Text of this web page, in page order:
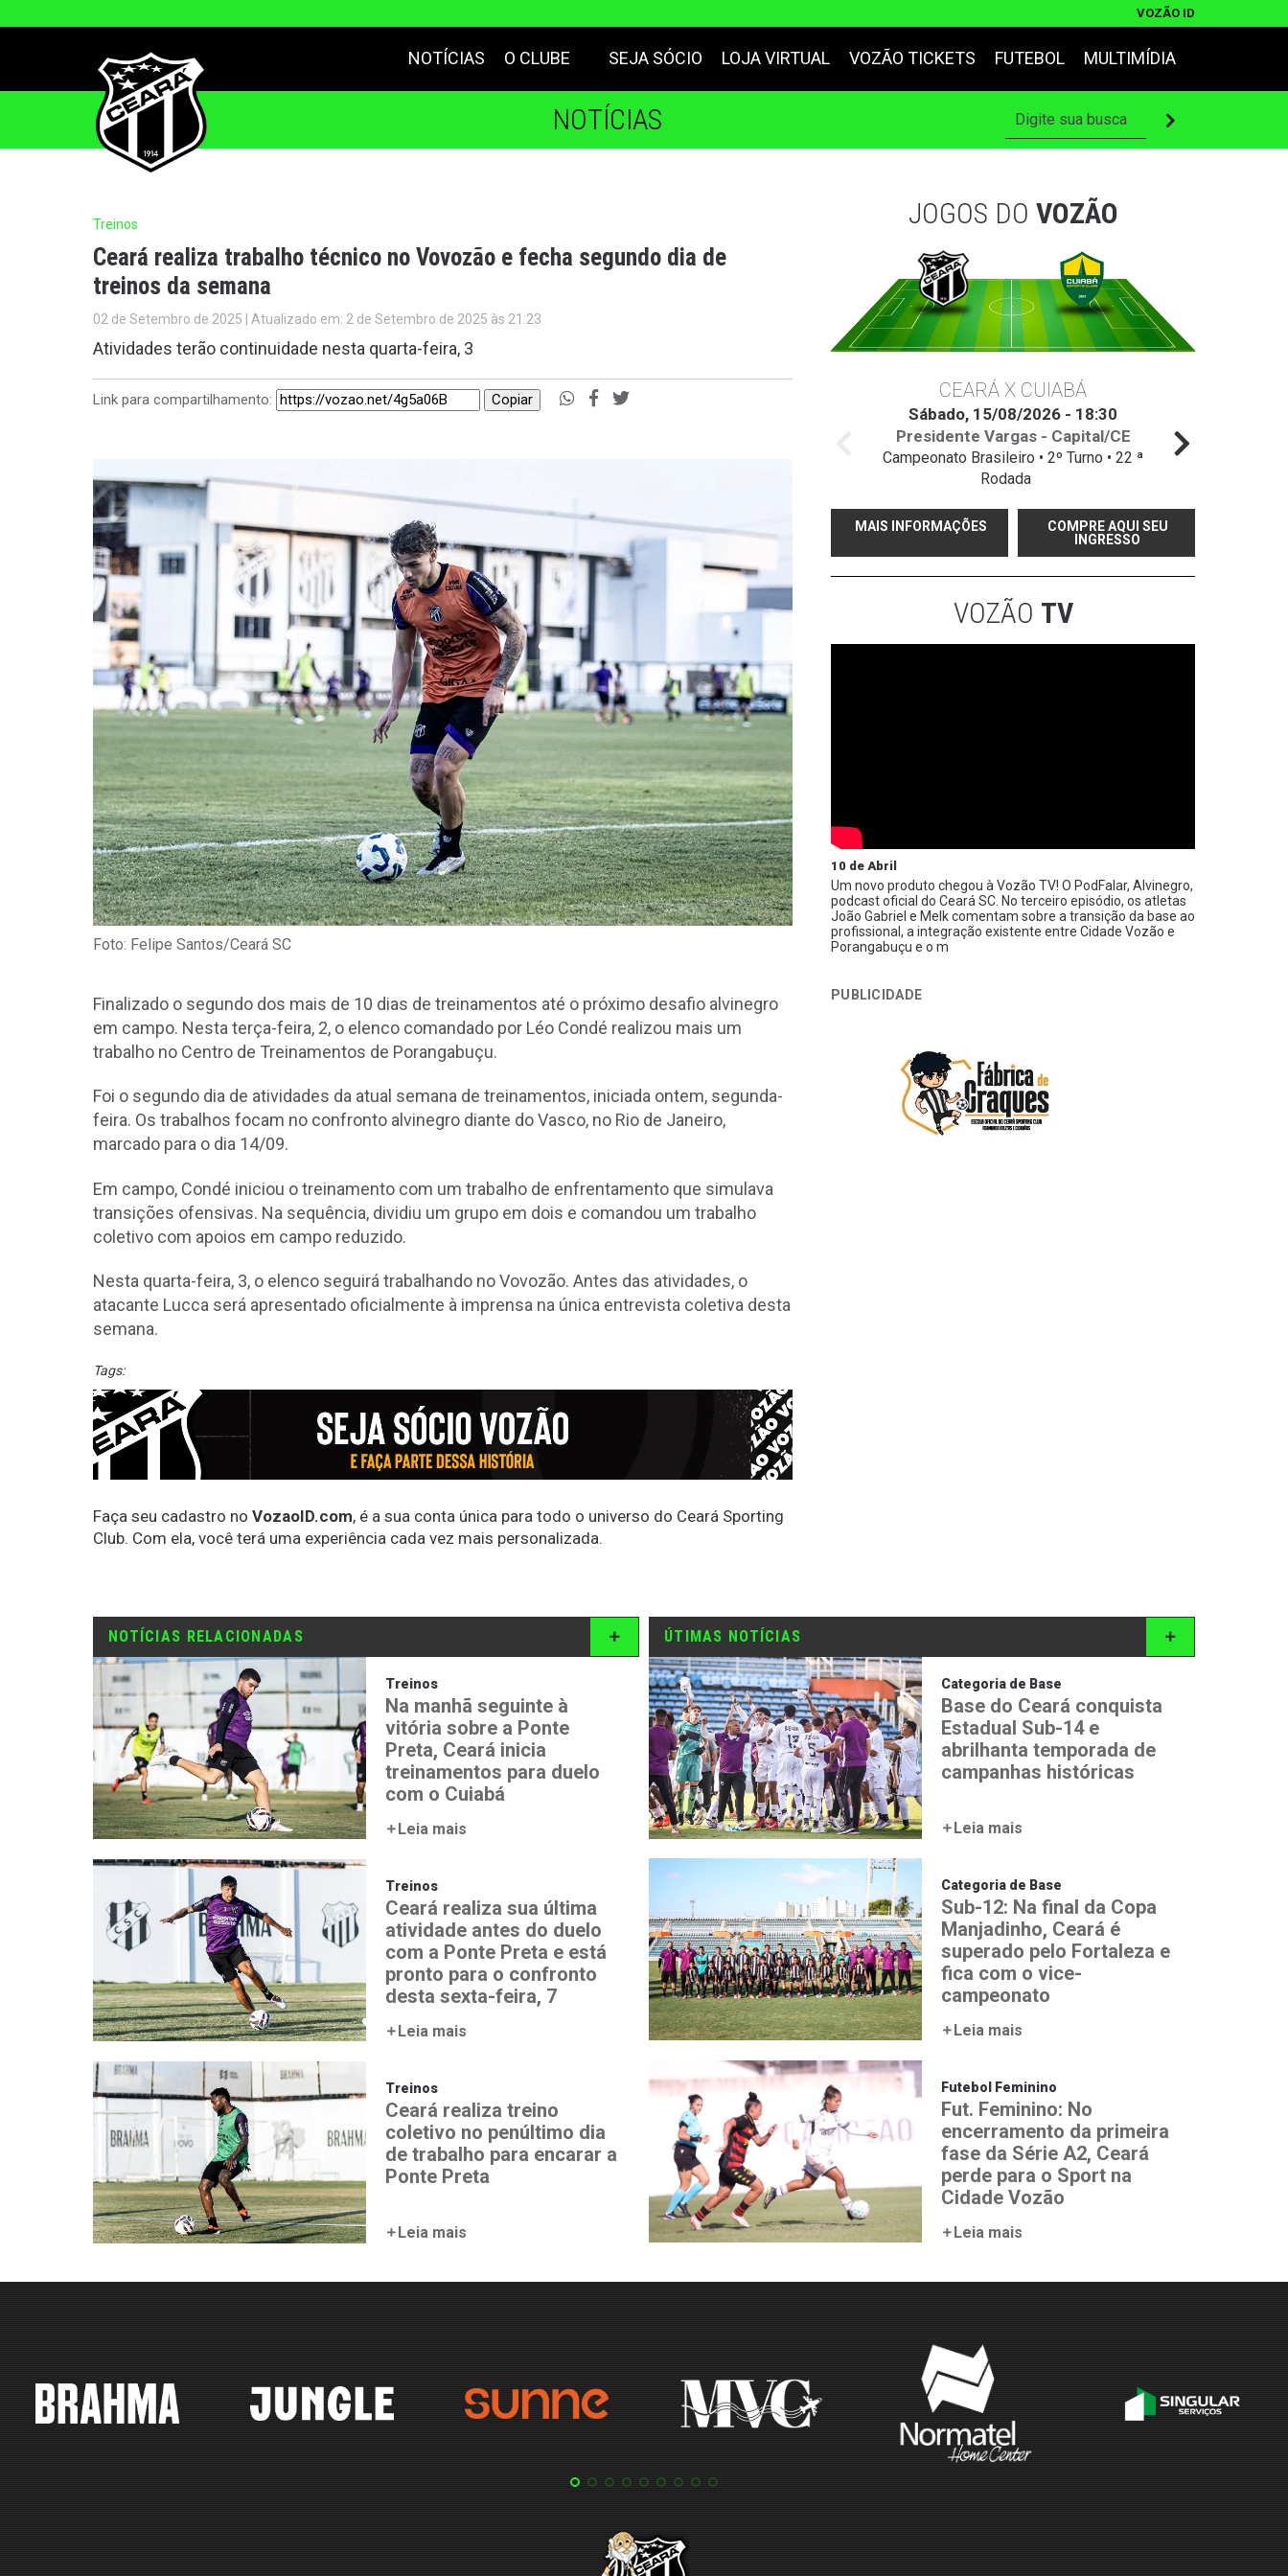
VOZÃO ID
NOTÍCIAS O CLUBE SEJA SÓCIO LOJA VIRTUAL VOZÃO TICKETS FUTEBOL MULTIMÍDIA
NOTÍCIAS
Treinos
Ceará realiza trabalho técnico no Vovozão e fecha segundo dia de
treinos da semana
02 de Setembro de 2025 | Atualizado em: 2 de Setembro de 2025 às 21:23
Atividades terão continuidade nesta quarta-feira, 3
Link para compartilhamento: Copiar
Foto: Felipe Santos/Ceará SC
Finalizado o segundo dos mais de 10 dias de treinamentos até o próximo desafio alvinegro
em campo. Nesta terça-feira, 2, o elenco comandado por Léo Condé realizou mais um
trabalho no Centro de Treinamentos de Porangabuçu.
Foi o segundo dia de atividades da atual semana de treinamentos, iniciada ontem, segunda-
feira. Os trabalhos focam no confronto alvinegro diante do Vasco, no Rio de Janeiro,
marcado para o dia 14/09.
Em campo, Condé iniciou o treinamento com um trabalho de enfrentamento que simulava
transições ofensivas. Na sequência, dividiu um grupo em dois e comandou um trabalho
coletivo com apoios em campo reduzido.
Nesta quarta-feira, 3, o elenco seguirá trabalhando no Vovozão. Antes das atividades, o
atacante Lucca será apresentado oficialmente à imprensa na única entrevista coletiva desta
semana.
Tags:
Faça seu cadastro no VozaoID.com, é a sua conta única para todo o universo do Ceará Sporting
Club. Com ela, você terá uma experiência cada vez mais personalizada.
JOGOS DO VOZÃO
CEARÁ X CUIABÁ
Sábado, 15/08/2026 - 18:30
Presidente Vargas - Capital/CE
Campeonato Brasileiro • 2º Turno • 22 ª
Rodada
MAIS INFORMAÇÕES
COMPRE AQUI SEU
INGRESSO
VOZÃO TV
10 de Abril
Um novo produto chegou à Vozão TV! O PodFalar, Alvinegro,
podcast oficial do Ceará SC. No terceiro episódio, os atletas
João Gabriel e Melk comentam sobre a transição da base ao
profissional, a integração existente entre Cidade Vozão e
Porangabuçu e o m
PUBLICIDADE
NOTÍCIAS RELACIONADAS
Treinos
Na manhã seguinte à
vitória sobre a Ponte
Preta, Ceará inicia
treinamentos para duelo
com o Cuiabá
Leia mais
Treinos
Ceará realiza sua última
atividade antes do duelo
com a Ponte Preta e está
pronto para o confronto
desta sexta-feira, 7
Leia mais
Treinos
Ceará realiza treino
coletivo no penúltimo dia
de trabalho para encarar a
Ponte Preta
Leia mais
ÚTIMAS NOTÍCIAS
Categoria de Base
Base do Ceará conquista
Estadual Sub-14 e
abrilhanta temporada de
campanhas históricas
Leia mais
Categoria de Base
Sub-12: Na final da Copa
Manjadinho, Ceará é
superado pelo Fortaleza e
fica com o vice-
campeonato
Leia mais
Futebol Feminino
Fut. Feminino: No
encerramento da primeira
fase da Série A2, Ceará
perde para o Sport na
Cidade Vozão
Leia mais